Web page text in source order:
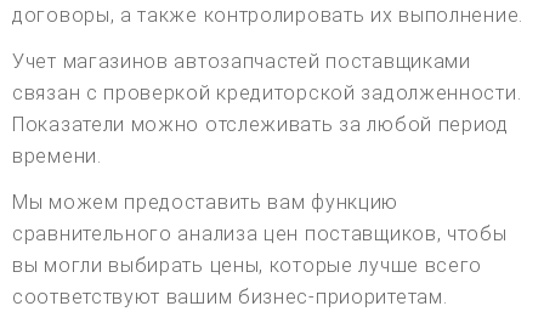
договоры, а также контролировать их выполнение.
Учет магазинов автозапчастей поставщиками
связан с проверкой кредиторской задолженности.
Показатели можно отслеживать за любой период
времени.
Мы можем предоставить вам функцию
сравнительного анализа цен поставщиков, чтобы
вы могли выбирать цены, которые лучше всего
соответствуют вашим бизнес-приоритетам.